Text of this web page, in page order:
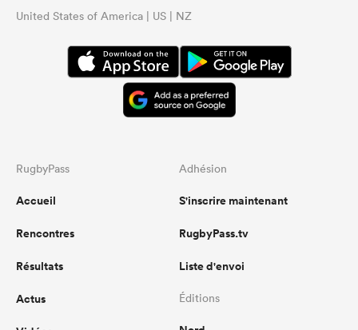
United States of America | US | NZ
RugbyPass
Accueil
Rencontres
Résultats
Actus
Adhésion
S'inscrire maintenant
RugbyPass.tv
Liste d'envoi
Éditions